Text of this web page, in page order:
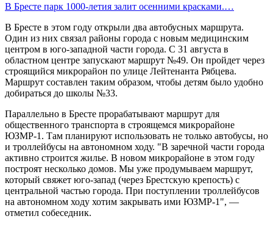
В Бресте парк 1000-летия залит осенними красками.…
В Бресте в этом году открыли два автобусных маршрута.
Один из них связал районы города с новым медицинским
центром в юго-западной части города. С 31 августа в
областном центре запускают маршрут №49. Он пройдет через
строящийся микрорайон по улице Лейтенанта Рябцева.
Маршрут составлен таким образом, чтобы детям было удобно
добираться до школы №33.
Параллельно в Бресте прорабатывают маршрут для
общественного транспорта в строящемся микрорайоне
ЮЗМР-1. Там планируют использовать не только автобусы, но
и троллейбусы на автономном ходу. "В заречной части города
активно строится жилье. В новом микрорайоне в этом году
построят несколько домов. Мы уже продумываем маршрут,
который свяжет юго-запад (через Брестскую крепость) с
центральной частью города. При поступлении троллейбусов
на автономном ходу хотим закрывать ими ЮЗМР-1", —
отметил собеседник.